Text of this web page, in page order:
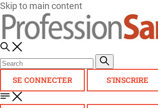
Skip to main content
SE CONNECTER S'INSCRIRE